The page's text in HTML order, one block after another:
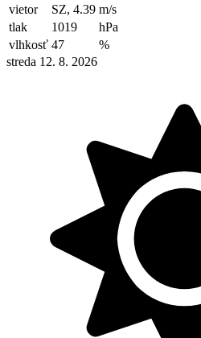
vietor
SZ, 4.39 m/s
tlak
1019
hPa
vlhkosť 47
%
streda 12. 8. 2026